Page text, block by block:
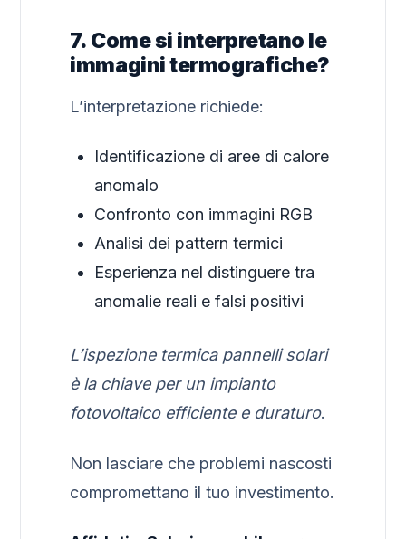
7. Come si interpretano le
immagini termografiche?
L’interpretazione richiede:
Identificazione di aree di calore
anomalo
Confronto con immagini RGB
Analisi dei pattern termici
Esperienza nel distinguere tra
anomalie reali e falsi positivi
L’ispezione termica pannelli solari
è la chiave per un impianto
fotovoltaico efficiente e duraturo.
Non lasciare che problemi nascosti
compromettano il tuo investimento.